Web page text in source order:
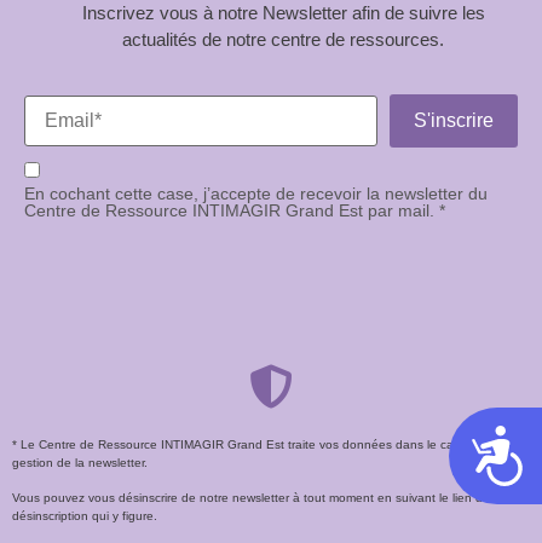
Inscrivez vous à notre Newsletter afin de suivre les
actualités de notre centre de ressources.
En cochant cette case, j’accepte de recevoir la newsletter du
Centre de Ressource INTIMAGIR Grand Est par mail. *
* Le Centre de Ressource INTIMAGIR Grand Est traite vos données dans le cadre de la
gestion de la newsletter.
Vous pouvez vous désinscrire de notre newsletter à tout moment en suivant le lien de
désinscription qui y figure.